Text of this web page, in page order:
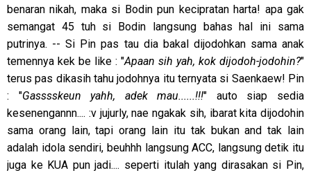
benaran nikah, maka si Bodin pun kecipratan harta! apa gak
semangat 45 tuh si Bodin langsung bahas hal ini sama
putrinya. -- Si Pin pas tau dia bakal dijodohkan sama anak
temennya kek be like : "Apaan sih yah, kok dijodoh-jodohin?"
terus pas dikasih tahu jodohnya itu ternyata si Saenkaew! Pin
: "Gasssskeun yahh, adek mau......!!!" auto siap sedia
kesenengannn.... :v jujurly, nae ngakak sih, ibarat kita dijodohin
sama orang lain, tapi orang lain itu tak bukan and tak lain
adalah idola sendiri, beuhhh langsung ACC, langsung detik itu
juga ke KUA pun jadi.... seperti itulah yang dirasakan si Pin,